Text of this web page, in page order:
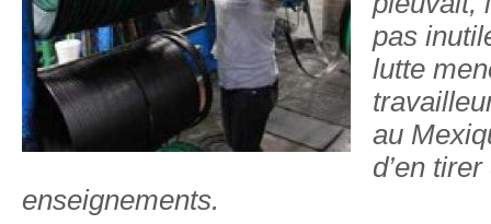
pas
lutte
au
d’en
enseignements.